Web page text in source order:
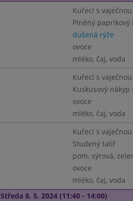
Kuřecí s
Plněný paprikový
dušená rýže
ovoce
mléko, čaj, voda
Kuřecí s
Kuskusový nákyp
ovoce
mléko, čaj, voda
Kuřecí s
Studený talíř
pom. sýrová,
ovoce
mléko, čaj, voda
Středa 8. 5. 2024 (11:40 - 14:00)